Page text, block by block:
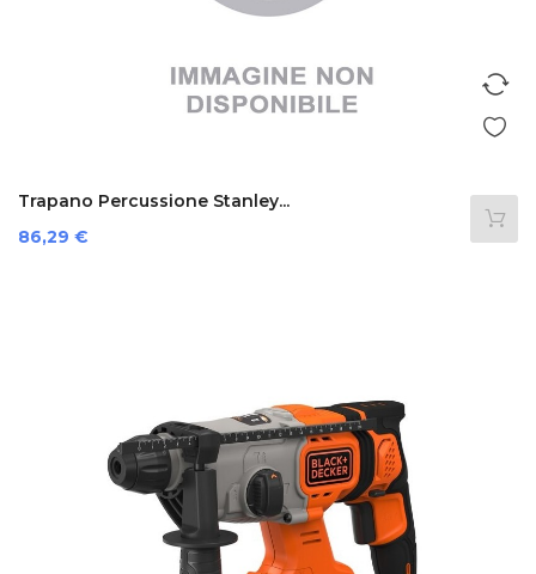
Trapano Percussione Stanley...
Prezzo
86,29 €